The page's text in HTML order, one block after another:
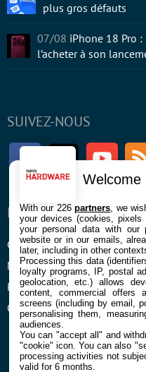
SUIVEZ-NOUS
FacebookTwitter
ENTREPRISE
Confidentialité et Cookies
Mentions légales et CGU
Préférences Cookies
Qui sommes nous
plus gros défauts
07/08 iPhone 18 Pro
l’acheter à son
Welcome
With our 226partners , we
your devices (cookies,
your personal data with our
website or in our emails,
later, including in other
Processing this data
loyalty programs, IP, postal
geolocation, etc.) allows
content, commercial offers
screens (including by email,
personalising them,
audiences.
You can "accept all" and
"cookie" icon. You can also
processing activities not
valid for 6 months.